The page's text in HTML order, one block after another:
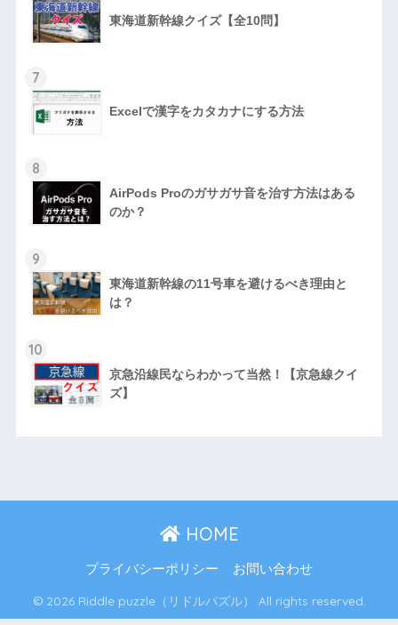
東海道新幹線クイズ【全10問】
7
Excelで漢字をカタカナにする方法
8
AirPods Proのガサガサ音を治す方法はある
のか？
9
東海道新幹線の11号車を避けるべき理由と
は？
10
京急沿線民ならわかって当然！【京急線クイ
ズ】
HOME
プライバシーポリシー お問い合わせ
© 2026 Riddle puzzle（リドルパズル） All rights reserved.